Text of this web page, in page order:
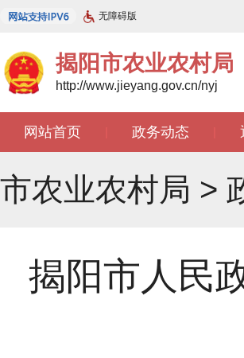
无障碍版
揭阳市农业农村局
http://www.jieyang.gov.cn/nyj
网站首页 政务动态
市农业农村局 >
揭阳市人民